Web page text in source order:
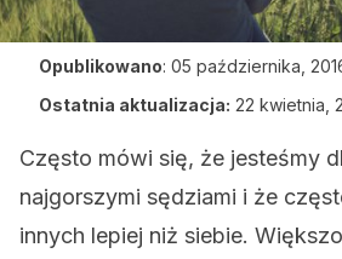
Opublikowano: 05 października,
Ostatnia aktualizacja: 22 kwietnia,
Często mówi się, że jesteśmy
najgorszymi sędziami i że
innych lepiej niż siebie.